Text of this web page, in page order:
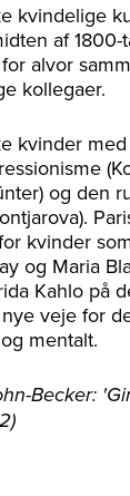
kvindelige
af 1800-
alvor
kollegaer.
kvinder
og den
kvinder
og Maria
Kahlo på
veje for
mentalt.
Becker: